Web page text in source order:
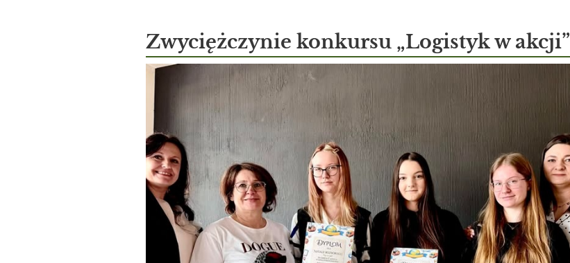
Zwyciężczynie konkursu „Logistyk w akcji”